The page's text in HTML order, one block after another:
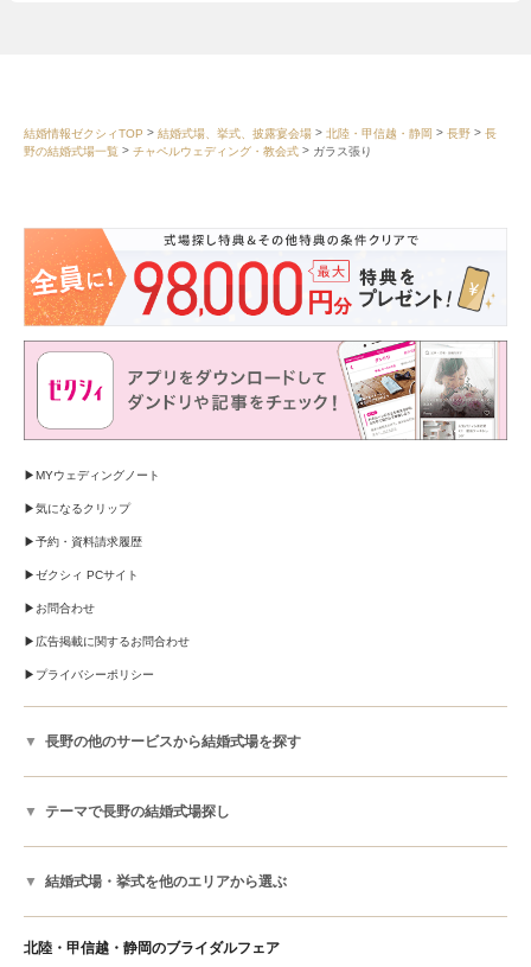
結婚情報ゼクシィTOP 結婚式場、挙式、披露宴会場 北陸・甲信越・静岡 長野
長
野の結婚式場一覧
チャペルウェディング・教会式 ガラス張り
MYウェディングノート
気になるクリップ
予約・資料請求履歴
ゼクシィ PCサイト
お問合わせ
広告掲載に関するお問合わせ
プライバシーポリシー
長野の他のサービスから結婚式場を探す
テーマで長野の結婚式場探し
結婚式場・挙式を他のエリアから選ぶ
北陸・甲信越・静岡のブライダルフェア